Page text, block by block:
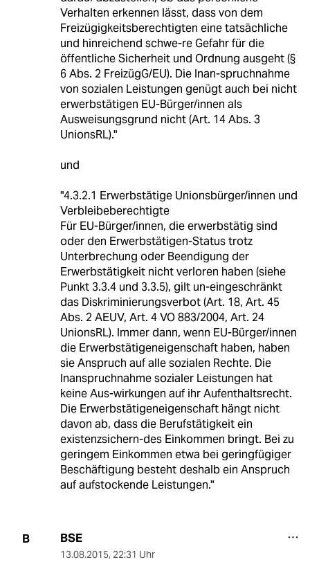
Verhalten erkennen lässt, dass von dem
Freizügigkeitsberechtigten eine tatsächliche
und hinreichend schwe-re Gefahr für die
öffentliche Sicherheit und Ordnung ausgeht (§
6 Abs. 2 FreizügG/EU). Die Inan-spruchnahme
von sozialen Leistungen genügt auch bei nicht
erwerbstätigen EU-Bürger/innen als
Ausweisungsgrund nicht (Art. 14 Abs. 3
UnionsRL)."
und
"4.3.2.1 Erwerbstätige Unionsbürger/innen und
Verbleibeberechtigte
Für EU-Bürger/innen, die erwerbstätig sind
oder den Erwerbstätigen-Status trotz
Unterbrechung oder Beendigung der
Erwerbstätigkeit nicht verloren haben (siehe
Punkt 3.3.4 und 3.3.5), gilt un-eingeschränkt
das Diskriminierungsverbot (Art. 18, Art. 45
Abs. 2 AEUV, Art. 4 VO 883/2004, Art. 24
UnionsRL). Immer dann, wenn EU-Bürger/innen
die Erwerbstätigeneigenschaft haben, haben
sie Anspruch auf alle sozialen Rechte. Die
Inanspruchnahme sozialer Leistungen hat
keine Aus-wirkungen auf ihr Aufenthaltsrecht.
Die Erwerbstätigeneigenschaft hängt nicht
davon ab, dass die Berufstätigkeit ein
existenzsichern-des Einkommen bringt. Bei zu
geringem Einkommen etwa bei geringfügiger
Beschäftigung besteht deshalb ein Anspruch
auf aufstockende Leistungen."
B BSE
13.08.2015, 22:31 Uhr